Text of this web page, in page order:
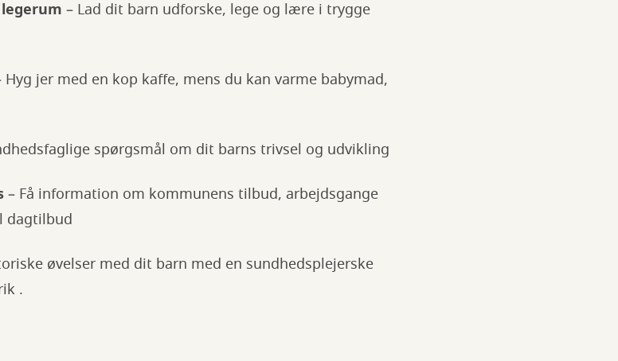
– Lad dit barn udforske, lege og lære i trygge
Hyg jer med en kop kaffe, mens du kan varme babymad,
spørgsmål om dit barns trivsel og udvikling
– Få information om kommunens tilbud, arbejdsgange
dagtilbud
øvelser med dit barn med en sundhedsplejerske
.